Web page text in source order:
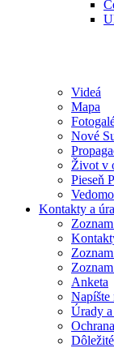
Videá
Mapa
Nové
Život v
Pieseň
Kontakty a
Anketa
Napíšte
Úrady